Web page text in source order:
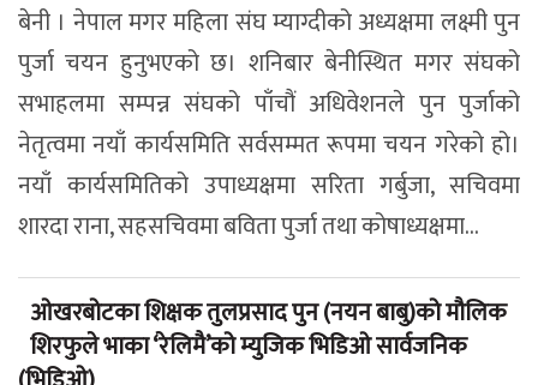
बेनी । नेपाल मगर महिला संघ म्याग्दीको अध्यक्षमा लक्ष्मी पुन
पुर्जा चयन हुनुभएको छ। शनिबार बेनीस्थित मगर संघको
सभाहलमा सम्पन्न संघको पाँचौं अधिवेशनले पुन पुर्जाको
नेतृत्वमा नयाँ कार्यसमिति सर्वसम्मत रूपमा चयन गरेको हो।
नयाँ कार्यसमितिको उपाध्यक्षमा सरिता गर्बुजा, सचिवमा
शारदा राना, सहसचिवमा बविता पुर्जा तथा कोषाध्यक्षमा...
ओखरबोटका शिक्षक तुलप्रसाद पुन (नयन बाबु)को मौलिक
शिरफुले भाका ‘रेलिमै’को म्युजिक भिडिओ सार्वजनिक